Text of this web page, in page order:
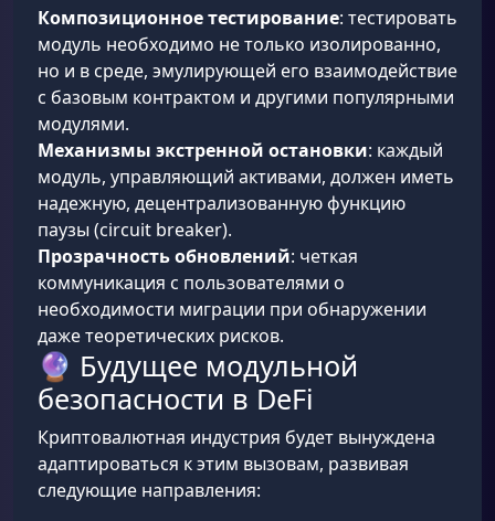
Композиционное тестирование: тестировать
модуль необходимо не только изолированно,
но и в среде, эмулирующей его взаимодействие
с базовым контрактом и другими популярными
модулями.
Механизмы экстренной остановки: каждый
модуль, управляющий активами, должен иметь
надежную, децентрализованную функцию
паузы (circuit breaker).
Прозрачность обновлений: четкая
коммуникация с пользователями о
необходимости миграции при обнаружении
даже теоретических рисков.
🔮 Будущее модульной
безопасности в DeFi
Криптовалютная индустрия будет вынуждена
адаптироваться к этим вызовам, развивая
следующие направления: